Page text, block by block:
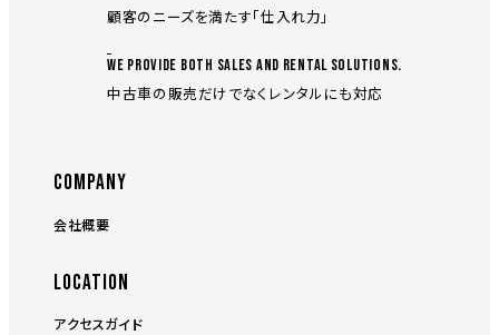
顧客のニーズを満たす「仕入れ力」
WE PROVIDE BOTH SALES AND RENTAL SOLUTIONS.
中古車の販売だけでなくレンタルにも対応
COMPANY
会社概要
LOCATION
アクセスガイド